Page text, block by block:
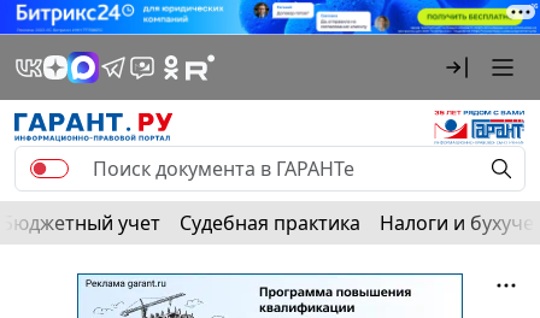
Бюджетный учет Судебная практика Налоги и